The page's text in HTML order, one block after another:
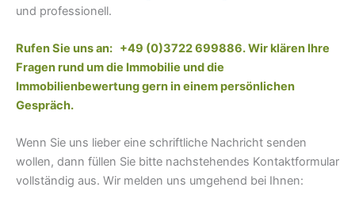
und professionell.
Rufen Sie uns an: +49 (0)3722 699886. Wir klären Ihre
Fragen rund um die Immobilie und die
Immobilienbewertung gern in einem persönlichen
Gespräch.
Wenn Sie uns lieber eine schriftliche Nachricht senden
wollen, dann füllen Sie bitte nachstehendes Kontaktformular
vollständig aus. Wir melden uns umgehend bei Ihnen: